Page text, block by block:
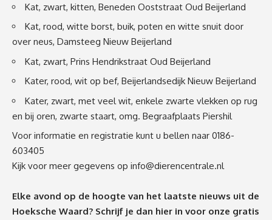
Kat, zwart, kitten, Beneden Ooststraat Oud Beijerland
Kat, rood, witte borst, buik, poten en witte snuit door
over neus, Damsteeg Nieuw Beijerland
Kat, zwart, Prins Hendrikstraat Oud Beijerland
Kater, rood, wit op bef, Beijerlandsedijk Nieuw Beijerland
Kater, zwart, met veel wit, enkele zwarte vlekken op rug
en bij oren, zwarte staart, omg. Begraafplaats Piershil
Voor informatie en registratie kunt u bellen naar 0186-
603405
Kijk voor meer gegevens op info@dierencentrale.nl
Elke avond op de hoogte van het laatste nieuws uit de
Hoeksche Waard? Schrijf je dan hier in voor onze gratis